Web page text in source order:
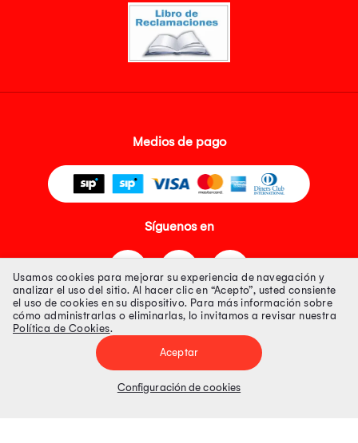
Medios de pago
Síguenos en
Tienda 100% Segura
Tiendas Peruanas S.A. R.U.C. Nº 20493020618. Todos los derechos
Precios disponibles solo en www.oechsle.pe. Precios online publicados
Usamos cookies para mejorar su experiencia de navegación y
analizar el uso del sitio. Al hacer clic en “Acepto”, usted consiente
el uso de cookies en su dispositivo. Para más información sobre
cómo administrarlas o eliminarlas, lo invitamos a revisar nuestra
Política de Cookies.
Aceptar
Configuración de cookies